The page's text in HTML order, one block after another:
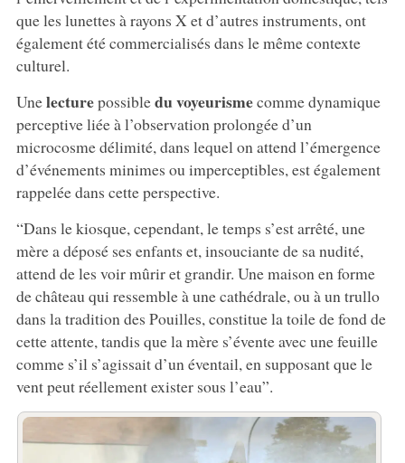
que les lunettes à rayons X et d’autres instruments, ont
également été commercialisés dans le même contexte
culturel.
Unelecturepossibledu voyeurismecomme dynamique
perceptive liée à l’observation prolongée d’un
microcosme délimité, dans lequel on attend l’émergence
d’événements minimes ou imperceptibles, est également
rappelée dans cette perspective.
“Dans le kiosque, cependant, le temps s’est arrêté, une
mère a déposé ses enfants et, insouciante de sa nudité,
attend de les voir mûrir et grandir. Une maison en forme
de château qui ressemble à une cathédrale, ou à un trullo
dans la tradition des Pouilles, constitue la toile de fond de
cette attente, tandis que la mère s’évente avec une feuille
comme s’il s’agissait d’un éventail, en supposant que le
vent peut réellement exister sous l’eau”.